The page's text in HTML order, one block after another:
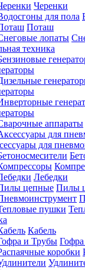
Черенки
Поташ
техника
для
Лебедки
Пилы
Кабель